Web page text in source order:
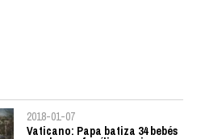
2018-01-07
Vaticano: Papa batiza 34 bebés